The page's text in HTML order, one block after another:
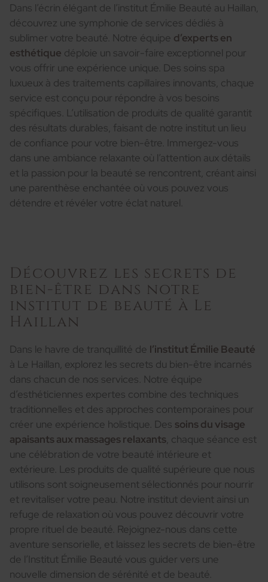
Dans l’écrin élégant de l’institut Émilie Beauté au Haillan,
découvrez une symphonie de services dédiés à
sublimer votre beauté. Notre équipe d’experts en
esthétique déploie un savoir-faire exceptionnel pour
vous offrir une expérience unique. Des soins spa
luxueux à des traitements capillaires innovants, chaque
service est conçu pour répondre à vos besoins
spécifiques. L’utilisation de produits de qualité garantit
des résultats durables, faisant de notre institut un lieu
de confiance pour votre bien-être. Immergez-vous
dans une ambiance relaxante où l’attention aux détails
et la passion pour la beauté se rencontrent, créant ainsi
une parenthèse enchantée où vous pouvez vous
détendre et révéler votre éclat naturel.
Découvrez les secrets de
bien-être dans notre
institut de beauté à Le
Haillan
Dans le havre de tranquillité de l’institut Émilie Beauté
à Le Haillan, explorez les secrets du bien-être incarnés
dans chacun de nos services. Notre équipe
d’esthéticiennes expertes combine des techniques
traditionnelles et des approches contemporaines pour
créer une expérience holistique. Des soins du visage
apaisants aux massages relaxants, chaque séance est
une célébration de votre beauté intérieure et
extérieure. Les produits de qualité supérieure que nous
utilisons sont soigneusement sélectionnés pour nourrir
et revitaliser votre peau. Notre institut devient ainsi un
refuge de relaxation où vous pouvez découvrir votre
propre rituel de beauté. Rejoignez-nous dans cette
aventure sensorielle, et laissez les secrets de bien-être
de l’Institut Émilie Beauté vous guider vers une
nouvelle dimension de sérénité et de beauté.